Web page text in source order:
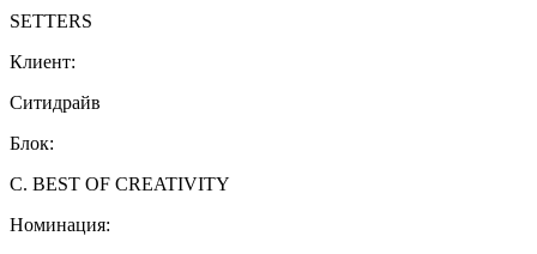
SETTERS
Клиент:
Cитидрайв
Блок:
C. BEST OF CREATIVITY
Номинация: